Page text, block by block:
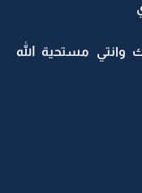
مستحية الله